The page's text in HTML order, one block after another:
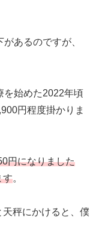
あるのですが、
を始めた2022年頃
円程度掛かりま
円になりました
す。
秤にかけると、僕